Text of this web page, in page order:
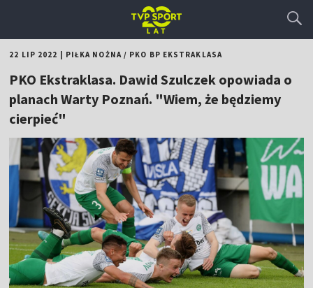
22 LIP 2022 PIŁKA NOŻNA/ PKO BP EKSTRAKLASA
PKO Ekstraklasa. Dawid Szulczek opowiada o
planach Warty Poznań. "Wiem, że będziemy
cierpieć"